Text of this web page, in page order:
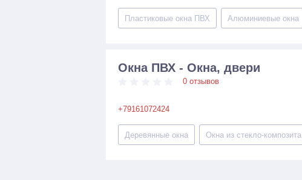
Пластиковые окна ПВХ Алюминиевые окна
Окна ПВХ - Окна, двери
0 отзывов
+79161072424
Деревянные окна Окна из стекло-композита